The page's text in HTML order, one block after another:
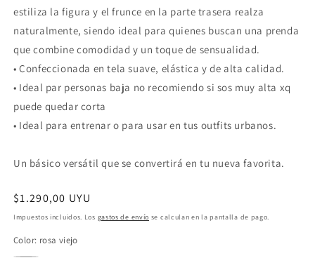
estiliza la figura y el frunce en la parte trasera realza
naturalmente, siendo ideal para quienes buscan una prenda
que combine comodidad y un toque de sensualidad.
• Confeccionada en tela suave, elástica y de alta calidad.
• Ideal par personas baja no recomiendo si sos muy alta xq
puede quedar corta
• Ideal para entrenar o para usar en tus outfits urbanos.
Un básico versátil que se convertirá en tu nueva favorita.
Precio
habitual
$1.290,00 UYU
Impuestos incluidos. Los gastos de envío se calculan en la pantalla de pago.
Color: rosa viejo